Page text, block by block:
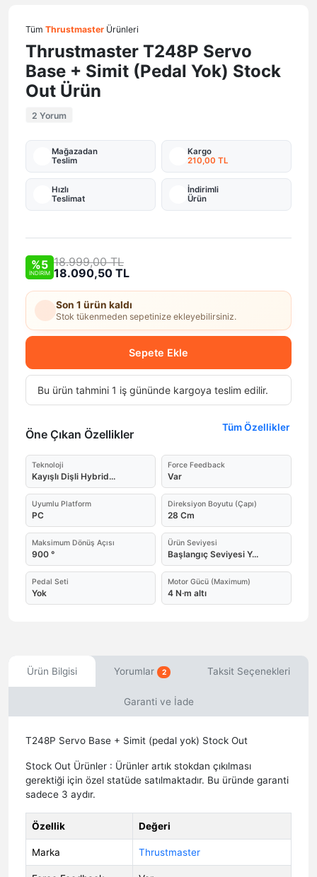
Tüm Thrustmaster Ürünleri
Thrustmaster T248P Servo
Base + Simit (Pedal Yok) Stock
Out Ürün
2 Yorum
Mağazadan
Teslim
Kargo
210,00 TL
Hızlı
Teslimat
İndirimli
Ürün
%5
İNDİRİM
18.999,00 TL
18.090,50 TL
Son 1 ürün kaldı
Stok tükenmeden sepetinize ekleyebilirsiniz.
Sepete Ekle
Bu ürün tahmini 1 iş gününde kargoya teslim edilir.
Öne Çıkan Özellikler Tüm Özellikler
Teknoloji
Kayışlı Dişli Hybrid...
Force Feedback
Var
Uyumlu Platform
PC
Direksiyon Boyutu (Çapı)
28 Cm
Maksimum Dönüş Açısı
900 °
Ürün Seviyesi
Başlangıç Seviyesi Y...
Pedal Seti
Yok
Motor Gücü (Maximum)
4 N·m altı
Ürün Bilgisi Yorumlar 2 Taksit Seçenekleri
Garanti ve İade
T248P Servo Base + Simit (pedal yok) Stock Out
Stock Out Ürünler : Ürünler artık stokdan çıkılması
gerektiği için özel statüde satılmaktadır. Bu üründe garanti
sadece 3 aydır.
Özellik Değeri
Marka Thrustmaster